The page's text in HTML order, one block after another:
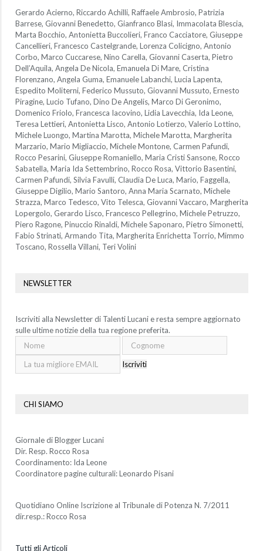
Gerardo Acierno, Riccardo Achilli, Raffaele Ambrosio, Patrizia
Barrese, Giovanni Benedetto, Gianfranco Blasi, Immacolata Blescia,
Marta Bocchio, Antonietta Buccolieri, Franco Cacciatore, Giuseppe
Cancellieri, Francesco Castelgrande, Lorenza Colicigno, Antonio
Corbo, Marco Cuccarese, Nino Carella, Giovanni Caserta, Pietro
Dell’Aquila, Angela De Nicola, Emanuela Di Mare, Cristina
Florenzano, Angela Guma, Emanuele Labanchi, Lucia Lapenta,
Espedito Moliterni, Federico Mussuto, Giovanni Mussuto, Ernesto
Piragine, Lucio Tufano, Dino De Angelis, Marco Di Geronimo,
Domenico Friolo, Francesca Iacovino, Lidia Lavecchia, Ida Leone,
Teresa Lettieri, Antonietta Lisco, Antonio Lotierzo, Valerio Lottino,
Michele Luongo, Martina Marotta, Michele Marotta, Margherita
Marzario, Mario Migliaccio, Michele Montone, Carmen Pafundi,
Rocco Pesarini, Giuseppe Romaniello, Maria Cristi Sansone, Rocco
Sabatella, Maria Ida Settembrino, Rocco Rosa, Vittorio Basentini,
Carmen Pafundi, Silvia Favulli, Claudia De Luca, Mario, Faggella,
Giuseppe Digilio, Mario Santoro, Anna Maria Scarnato, Michele
Strazza, Marco Tedesco, Vito Telesca, Giovanni Vaccaro, Margherita
Lopergolo, Gerardo Lisco, Francesco Pellegrino, Michele Petruzzo,
Piero Ragone, Pinuccio Rinaldi, Michele Saponaro, Pietro Simonetti,
Fabio Strinati, Armando Tita, Margherita Enrichetta Torrio, Mimmo
Toscano, Rossella Villani, Teri Volini
NEWSLETTER
Iscriviti alla Newsletter di Talenti Lucani e resta sempre aggiornato
sulle ultime notizie della tua regione preferita.
Iscriviti
CHI SIAMO
Giornale di Blogger Lucani
Dir. Resp. Rocco Rosa
Coordinamento: Ida Leone
Coordinatore pagine culturali: Leonardo Pisani
Quotidiano Online Iscrizione al Tribunale di Potenza N. 7/2011
dir.resp.: Rocco Rosa
Tutti gli Articoli